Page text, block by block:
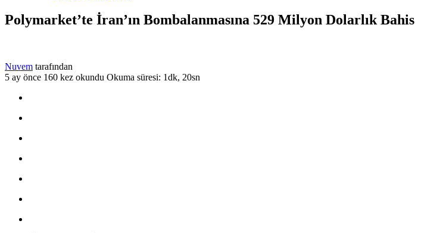
Polymarket’te İran’ın Bombalanmasına 529 Milyon Dolarlık Bahis
Nuvem tarafından
5 ay önce 160 kez okundu Okuma süresi: 1dk, 20sn